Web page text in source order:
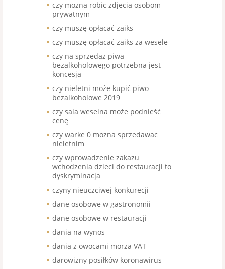
czy mozna robic zdjecia osobom
prywatnym
czy muszę opłacać zaiks
czy muszę opłacać zaiks za wesele
czy na sprzedaz piwa
bezalkoholowego potrzebna jest
koncesja
czy nieletni może kupić piwo
bezalkoholowe 2019
czy sala weselna może podnieść
cenę
czy warke 0 mozna sprzedawac
nieletnim
czy wprowadzenie zakazu
wchodzenia dzieci do restauracji to
dyskryminacja
czyny nieuczciwej konkurecji
dane osobowe w gastronomii
dane osobowe w restauracji
dania na wynos
dania z owocami morza VAT
darowizny posiłków koronawirus